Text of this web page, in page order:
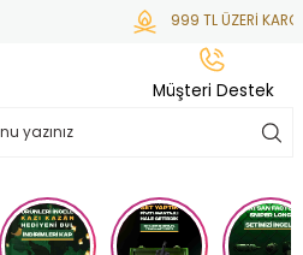
999 TL ÜZERİ KARGO